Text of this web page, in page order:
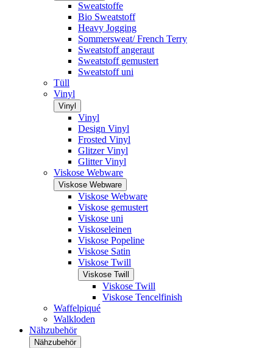
Sweatstoffe
Bio Sweatstoff
Heavy Jogging
Sommersweat/ French Terry
Sweatstoff angeraut
Sweatstoff gemustert
Sweatstoff uni
Tüll
Vinyl
Vinyl
Vinyl
Design Vinyl
Frosted Vinyl
Glitzer Vinyl
Glitter Vinyl
Viskose Webware
Viskose Webware
Viskose Webware
Viskose gemustert
Viskose uni
Viskoseleinen
Viskose Popeline
Viskose Satin
Viskose Twill
Viskose Twill
Viskose Twill
Viskose Tencelfinish
Waffelpiqué
Walkloden
Nähzubehör
Nähzubehör